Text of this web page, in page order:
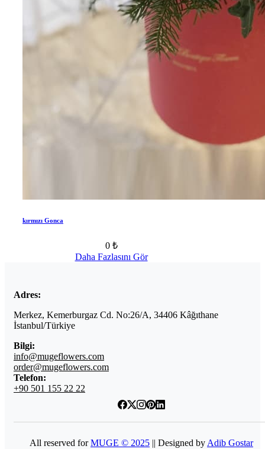
kırmızı Gonca
0 ₺
Daha Fazlasını Gör
Adres:
Merkez, Kemerburgaz Cd. No:26/A, 34406 Kâğıthane
İstanbul/Türkiye
Bilgi:
info@mugeflowers.com
order@mugeflowers.com
Telefon:
+90 501 155 22 22
All reserved forMUGE © 2025 || Designed by Adib Gostar